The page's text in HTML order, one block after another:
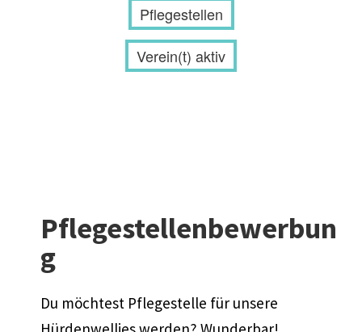
Pflegestellen
Verein(t) aktiv
Pflegestellenbewerbun
g
Du möchtest Pflegestelle für unsere